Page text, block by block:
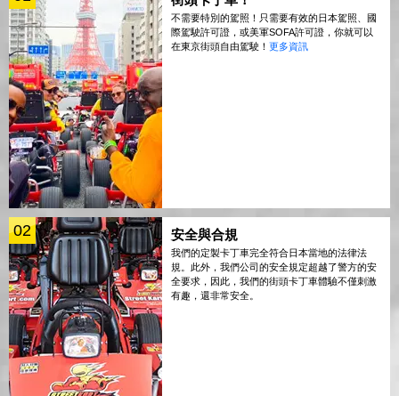
不需要特別的駕照！只需要有效的日本駕照、國
際駕駛許可證，或美軍SOFA許可證，你就可以
在東京街頭自由駕駛！ 更多資訊
02 安全與合規
我們的定製卡丁車完全符合日本當地的法律法
規。此外，我們公司的安全規定超越了警方的安
全要求，因此，我們的街頭卡丁車體驗不僅刺激
有趣，還非常安全。